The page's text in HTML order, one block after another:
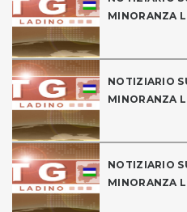
MINORANZA
NOTIZIARIO
MINORANZA
NOTIZIARIO
MINORANZA